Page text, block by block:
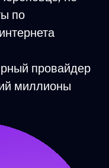
по
провайдер
миллионы